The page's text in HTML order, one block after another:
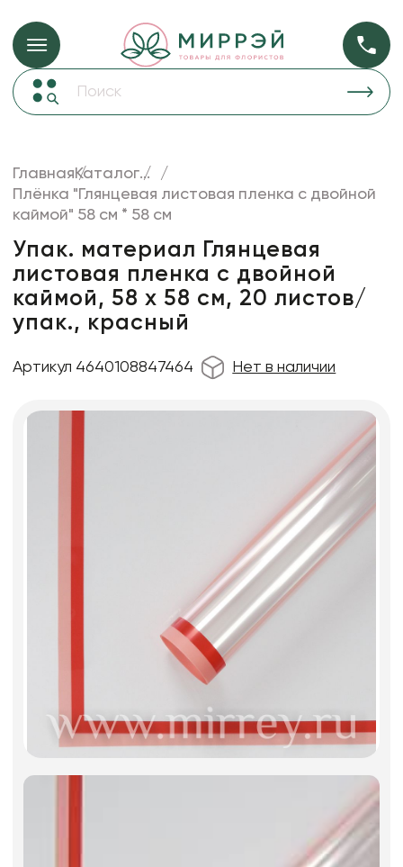
Упаковка для цветов и подарков Упаковка для
Пленка
Коробки для цветов
Декор для дома
Лента
Товары для флористов
Декоративные вазы, кашпо
ГлавнаяКаталог...
Плёнка "Глянцевая листовая пленка с двойной
каймой" 58 см * 58 см
Упак. материал Глянцевая
листовая пленка с двойной
каймой, 58 х 58 см, 20 листов/
упак., красный
Артикул 4640108847464 Нет в наличии